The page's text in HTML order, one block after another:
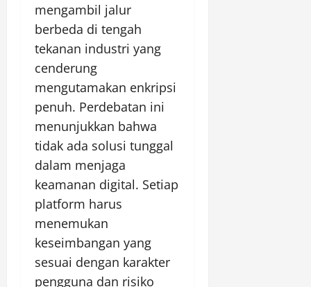
mengambil jalur
berbeda di tengah
tekanan industri yang
cenderung
mengutamakan enkripsi
penuh. Perdebatan ini
menunjukkan bahwa
tidak ada solusi tunggal
dalam menjaga
keamanan digital. Setiap
platform harus
menemukan
keseimbangan yang
sesuai dengan karakter
pengguna dan risiko